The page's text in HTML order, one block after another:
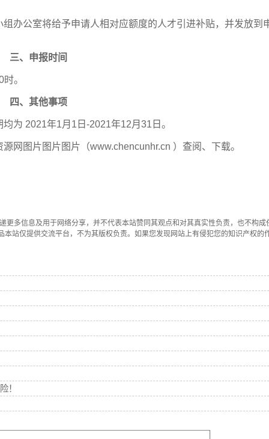
办公室将给予申请人相对应额度的人才引进补贴，并发放到
三、申报时间
。
四、其他事项
为 2021年1月1日-2021年12月31日。
网图片图片图片（www.chencunhr.cn ）查阅、下载。
多信息及用于网络分享，并不代表本站赞同其观点和对其真实性负责，也不构成
站仅提供交流平台，不为其版权负责。如果您发现网站上有侵犯您的知识产权的
！